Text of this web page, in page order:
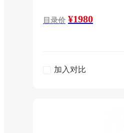
目录价 ¥1980
加入对比